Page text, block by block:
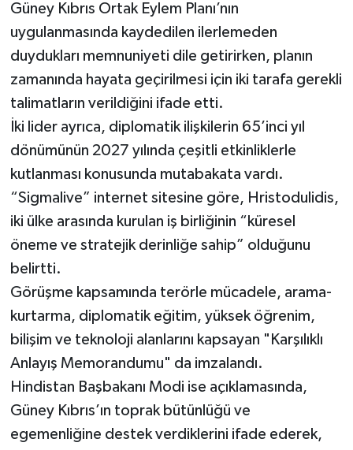
Güney Kıbrıs Ortak Eylem Planı’nın
uygulanmasında kaydedilen ilerlemeden
duydukları memnuniyeti dile getirirken, planın
zamanında hayata geçirilmesi için iki tarafa gerekli
talimatların verildiğini ifade etti.
İki lider ayrıca, diplomatik ilişkilerin 65’inci yıl
dönümünün 2027 yılında çeşitli etkinliklerle
kutlanması konusunda mutabakata vardı.
“Sigmalive” internet sitesine göre, Hristodulidis,
iki ülke arasında kurulan iş birliğinin “küresel
öneme ve stratejik derinliğe sahip” olduğunu
belirtti.
Görüşme kapsamında terörle mücadele, arama-
kurtarma, diplomatik eğitim, yüksek öğrenim,
bilişim ve teknoloji alanlarını kapsayan "Karşılıklı
Anlayış Memorandumu" da imzalandı.
Hindistan Başbakanı Modi ise açıklamasında,
Güney Kıbrıs’ın toprak bütünlüğü ve
egemenliğine destek verdiklerini ifade ederek,